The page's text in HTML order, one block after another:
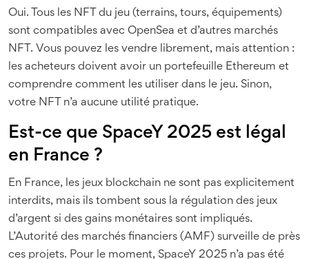
Oui. Tous les NFT du jeu (terrains, tours, équipements)
sont compatibles avec OpenSea et d’autres marchés
NFT. Vous pouvez les vendre librement, mais attention :
les acheteurs doivent avoir un portefeuille Ethereum et
comprendre comment les utiliser dans le jeu. Sinon,
votre NFT n’a aucune utilité pratique.
Est-ce que SpaceY 2025 est légal
en France ?
En France, les jeux blockchain ne sont pas explicitement
interdits, mais ils tombent sous la régulation des jeux
d’argent si des gains monétaires sont impliqués.
L’Autorité des marchés financiers (AMF) surveille de près
ces projets. Pour le moment, SpaceY 2025 n’a pas été